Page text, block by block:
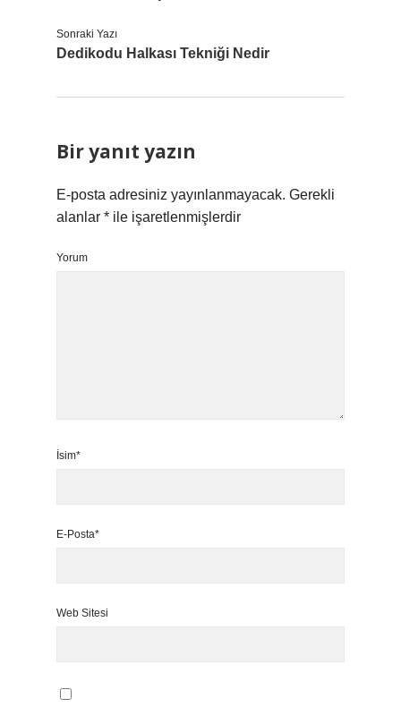
Sonraki Yazı
Dedikodu Halkası Tekniği Nedir
Bir yanıt yazın
E-posta adresiniz yayınlanmayacak. Gerekli
alanlar * ile işaretlenmişlerdir
Yorum
İsim*
E-Posta*
Web Sitesi